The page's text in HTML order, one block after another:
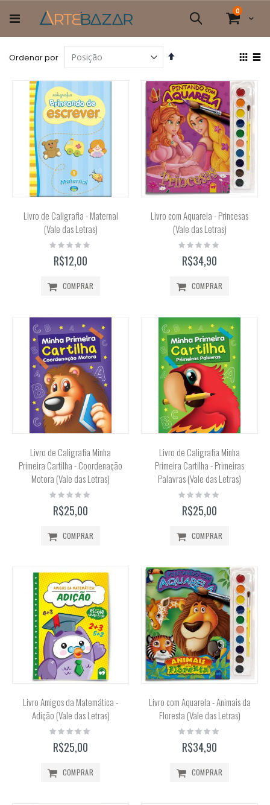
para
o
conteúdo
Cart
0itens
Pesquisa
Ordenar por
Definir
Ver
Livro de Caligrafia - Maternal
(Vale das Letras)
Rating:
R$12,00
COMPRAR
Livro com Aquarela - Princesas
(Vale das Letras)
Rating:
R$34,90
COMPRAR
Livro de Caligrafia Minha
Primeira Cartilha - Coordenação
Motora (Vale das Letras)
Rating:
R$25,00
COMPRAR
Livro de Caligrafia Minha
Primeira Cartilha - Primeiras
Palavras (Vale das Letras)
Rating:
R$25,00
COMPRAR
Livro Amigos da Matemática -
Adição (Vale das Letras)
Rating:
R$25,00
COMPRAR
Livro com Aquarela - Animais da
Floresta (Vale das Letras)
Rating:
R$34,90
COMPRAR